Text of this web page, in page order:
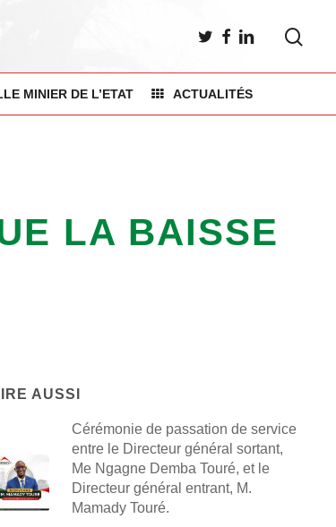
TWITTER
FACEBOOK
LINKEDIN
MINIER DE L’ETAT ACTUALITÉS
LA BAISSE
AUSSI
Cérémonie de passation de service
entre le Directeur général sortant,
Me Ngagne Demba Touré, et le
Directeur général entrant, M.
Mamady Touré.